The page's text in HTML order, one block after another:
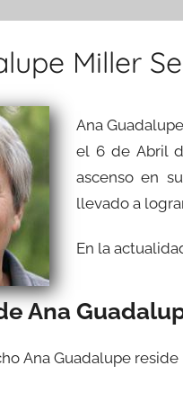
Miller
Ana
el 6 de Abril
ascenso en
llevado a
En la
Ana
Ana Guadalupe reside